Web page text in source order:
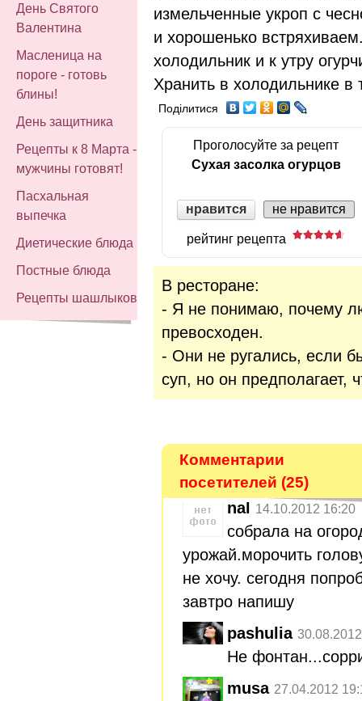
День Святого
Валентина
Масленица на
пороге - готовь
блины!
День защитника
Рецепты к 8 Марта -
мужчины готовят!
Пасхальная
выпечка
Диетические блюда
Постные блюда
Рецепты шашлыков
измельченные укроп с
и хорошенько
холодильник и к утру
Хранить в холодильнике в
Поділитися
Проголосуйте за рецепт
Сухая засолка огурцов
нравится не нравится
рейтинг рецепта
В ресторане:
- Я не понимаю, почему
превосходен.
- Они не ругались, если
суп, но он предполагает,
Комментарии
посетителей (25)
nal 14.10.2012 16:20
собрала на
урожай.морочить
не хочу. сегодня
завтро напишу
pashulia
Не
musa 27.04.2012